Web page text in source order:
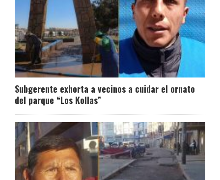
Subgerente exhorta a vecinos a cuidar el ornato
del parque “Los Kollas”